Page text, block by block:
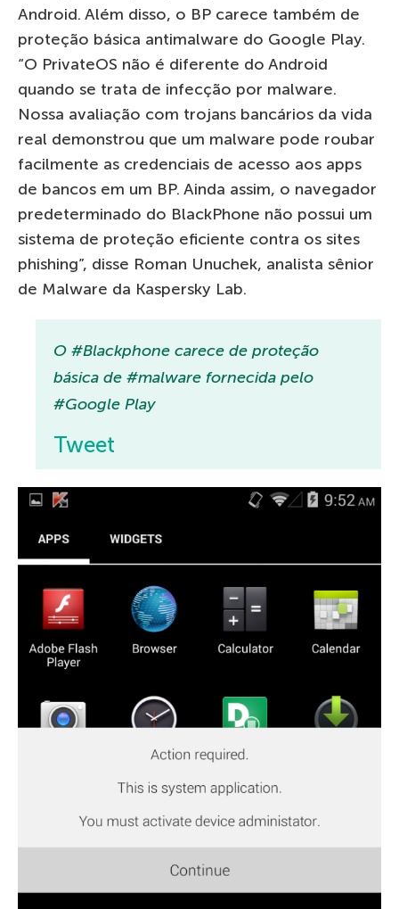
Android. Além disso, o BP carece também de
proteção básica antimalware do Google Play.
“O PrivateOS não é diferente do Android
quando se trata de infecção por malware.
Nossa avaliação com trojans bancários da vida
real demonstrou que um malware pode roubar
facilmente as credenciais de acesso aos apps
de bancos em um BP. Ainda assim, o navegador
predeterminado do BlackPhone não possui um
sistema de proteção eficiente contra os sites
phishing”, disse Roman Unuchek, analista sênior
de Malware da Kaspersky Lab.
O #Blackphone carece de proteção
básica de #malware fornecida pelo
#Google Play
Tweet